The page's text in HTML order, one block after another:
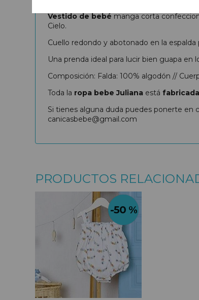
Vestido de bebémanga corta
Cielo.
Cuello redondo y abotonado en la
Una prenda ideal para lucir bien guapa en
Composición: Falda: 100% algodón //
Toda la ropa bebe Juliana está
Si tienes alguna duda puedes ponerte en
canicasbebe@gmail.com
PRODUCTOS
-50 %